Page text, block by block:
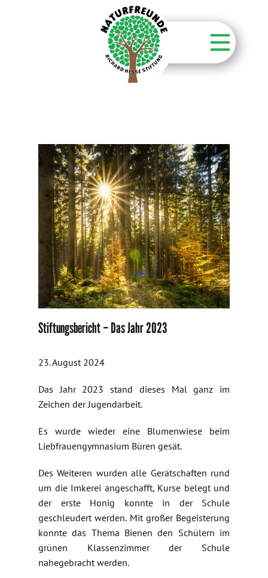
Über unsere Wälder
Kontakt
Aktuelles
Stiftungsbericht – Das Jahr 2023
23. August 2024
Das Jahr 2023 stand dieses Mal ganz im
Zeichen der Jugendarbeit.
Es wurde wieder eine Blumenwiese beim
Liebfrauengymnasium Büren gesät.
Des Weiteren wurden alle Gerätschaften rund
um die Imkerei angeschafft, Kurse belegt und
der erste Honig konnte in der Schule
geschleudert werden. Mit großer Begeisterung
konnte das Thema Bienen den Schülern im
grünen Klassenzimmer der Schule
nahegebracht werden.